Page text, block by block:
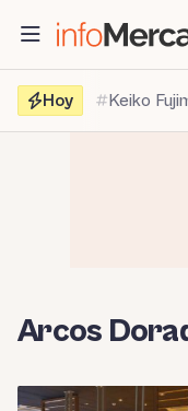
contenido
Hoy
Keiko
Arcos